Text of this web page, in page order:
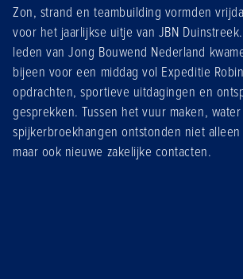
Zon, strand en teambuilding vormden
voor het jaarlijkse uitje van JBN
leden van Jong Bouwend Nederland
bijeen voor een middag vol Expeditie
opdrachten, sportieve uitdagingen en
gesprekken. Tussen het vuur maken,
spijkerbroekhangen ontstonden niet alleen
maar ook nieuwe zakelijke contacten.